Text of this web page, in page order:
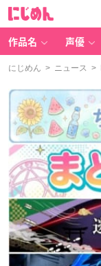
作品名 声優
にじめん > ニュース >